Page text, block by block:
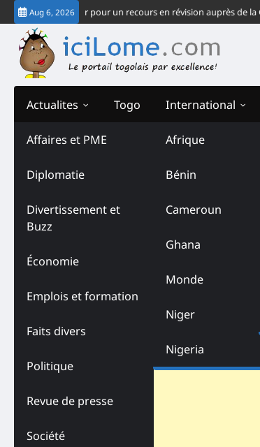
Skip
to
content
Aug 6, 2026
: opter pour un recours en révision auprès de la CJ-
Actualites
Affaires et PME
Diplomatie
Divertissement et
Buzz
Économie
Emplois et formation
Faits divers
Politique
Revue de presse
Société
Togo International
Afrique
Bénin
Cameroun
Ghana
Monde
Niger
Nigeria